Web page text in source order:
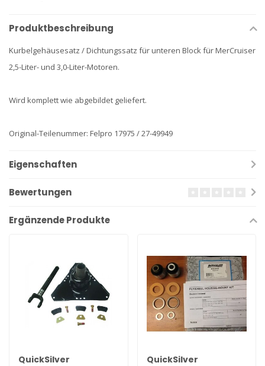
Produktbeschreibung
Kurbelgehäusesatz / Dichtungssatz für unteren Block für MerCruiser
2,5-Liter- und 3,0-Liter-Motoren.
Wird komplett wie abgebildet geliefert.
Original-Teilenummer: Felpro 17975 / 27-49949
Eigenschaften
Bewertungen
Ergänzende Produkte
QuickSilver
QuickSilver